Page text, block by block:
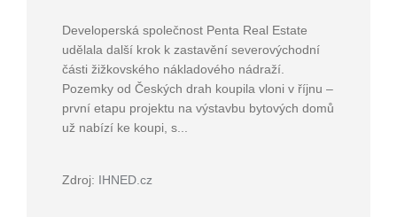
Developerská společnost Penta Real Estate
udělala další krok k zastavění severovýchodní
části žižkovského nákladového nádraží.
Pozemky od Českých drah koupila vloni v říjnu –
první etapu projektu na výstavbu bytových domů
už nabízí ke koupi, s...
Zdroj: IHNED.cz